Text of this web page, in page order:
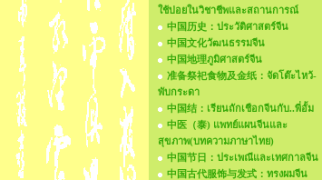
ใช้บ่อยในวิชาชีพและสถานการณ์
中国历史：ประวัติศาสตร์จีน
中国文化วัฒนธรรมจีน
中国地理ภูมิศาสตร์จีน
准备祭祀食物及金纸：จัดโต๊ะไหว้-
พับกระดา
中国结：เรียนถักเชือกจีนกับ..พี่อั้ม
中医（泰) แพทย์แผนจีนและ
สุขภาพ(บทความภาษาไทย)
中国节日：ประเพณีและเทศกาลจีน
中国古代服饰与发式：ทรงผมจีน